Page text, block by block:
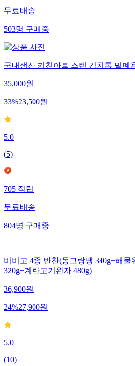
무료배송
503명구매중
국내생산 키친아트 스텐 김치통 밀폐
35,000원
33%23,500원
5.0
(5)
705적립
무료배송
804명구매중
비비고 4종 반찬(동그랑땡 340g+해물
320g+계란고기완자 480g)
36,900원
24%27,900원
5.0
(10)